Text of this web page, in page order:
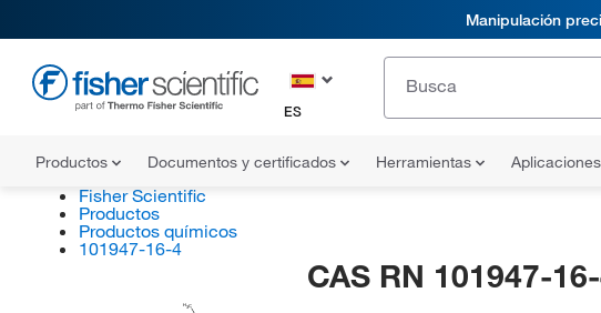
Manipulación
ES
Productos Documentos y certificados Herramientas Aplicaciones
Fisher Scientific
Productos
Productos químicos
101947-16-4
H3C
CAS RN 101947-